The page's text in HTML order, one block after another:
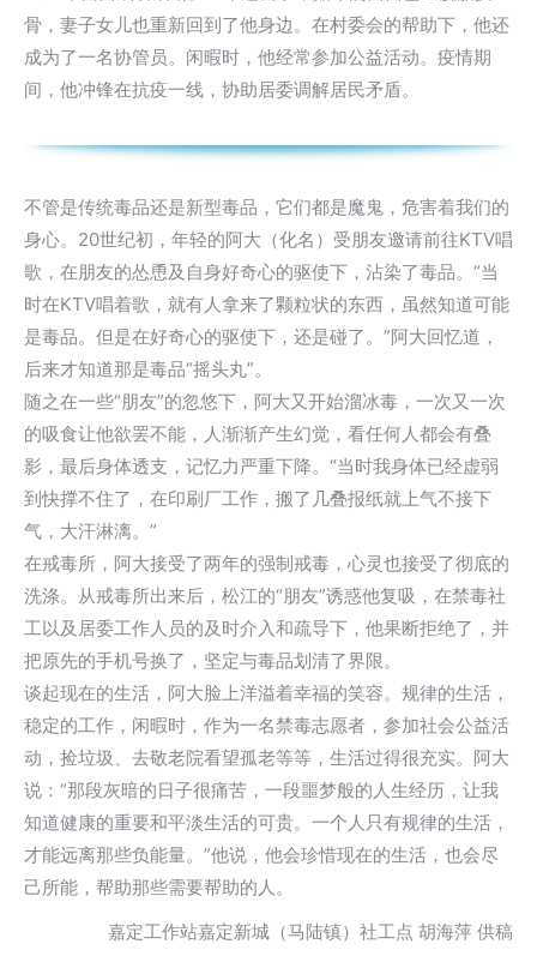
骨，妻子女儿也重新回到了他身边。在村委会的帮助下，他还
成为了一名协管员。闲暇时，他经常参加公益活动。疫情期
间，他冲锋在抗疫一线，协助居委调解居民矛盾。
不管是传统毒品还是新型毒品，它们都是魔鬼，危害着我们的
身心。20世纪初，年轻的阿大（化名）受朋友邀请前往KTV唱
歌，在朋友的怂恿及自身好奇心的驱使下，沾染了毒品。“当
时在KTV唱着歌，就有人拿来了颗粒状的东西，虽然知道可能
是毒品。但是在好奇心的驱使下，还是碰了。”阿大回忆道，
后来才知道那是毒品“摇头丸”。
随之在一些“朋友”的忽悠下，阿大又开始溜冰毒，一次又一次
的吸食让他欲罢不能，人渐渐产生幻觉，看任何人都会有叠
影，最后身体透支，记忆力严重下降。“当时我身体已经虚弱
到快撑不住了，在印刷厂工作，搬了几叠报纸就上气不接下
气，大汗淋漓。”
在戒毒所，阿大接受了两年的强制戒毒，心灵也接受了彻底的
洗涤。从戒毒所出来后，松江的“朋友”诱惑他复吸，在禁毒社
工以及居委工作人员的及时介入和疏导下，他果断拒绝了，并
把原先的手机号换了，坚定与毒品划清了界限。
谈起现在的生活，阿大脸上洋溢着幸福的笑容。规律的生活，
稳定的工作，闲暇时，作为一名禁毒志愿者，参加社会公益活
动，捡垃圾、去敬老院看望孤老等等，生活过得很充实。阿大
说：“那段灰暗的日子很痛苦，一段噩梦般的人生经历，让我
知道健康的重要和平淡生活的可贵。一个人只有规律的生活，
才能远离那些负能量。”他说，他会珍惜现在的生活，也会尽
己所能，帮助那些需要帮助的人。
嘉定工作站嘉定新城（马陆镇）社工点 胡海萍 供稿